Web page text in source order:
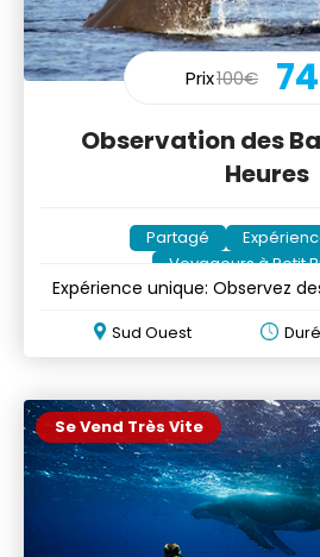
Prix100€
Observation des
Heures
Partagé
Voyageurs à Petit
Expérience unique: Observez
Sud Ouest
Se Vend Très Vite